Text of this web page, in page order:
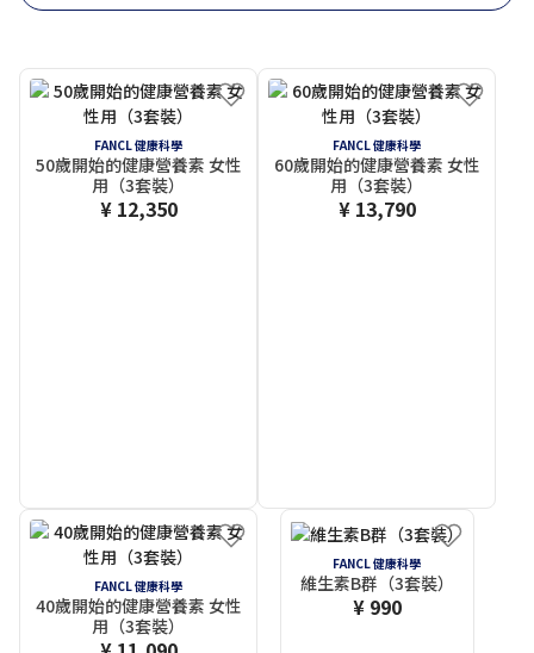
FANCL 健康科學
50歲開始的健康營養素 女性
用（3套裝）
¥ 12,350
FANCL 健康科學
60歲開始的健康營養素 女性
用（3套裝）
¥ 13,790
FANCL 健康科學
40歲開始的健康營養素 女性
用（3套裝）
FANCL 健康科學
維生素B群（3套裝）
¥ 990